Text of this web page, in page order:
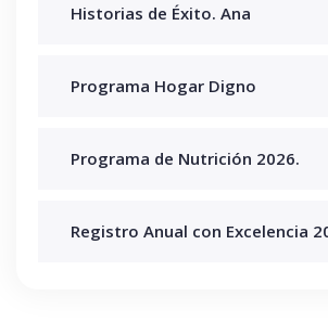
Historias de Éxito. Ana
Programa Hogar Digno
Programa de Nutrición 2026.
Registro Anual con Excelencia